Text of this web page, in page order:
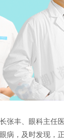
张丰、眼科主任
病，及时发现，